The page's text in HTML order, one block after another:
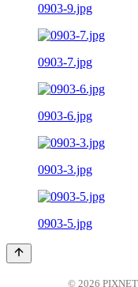
0903-9.jpg
0903-7.jpg
0903-6.jpg
0903-3.jpg
0903-5.jpg
© 2026 PIXNET